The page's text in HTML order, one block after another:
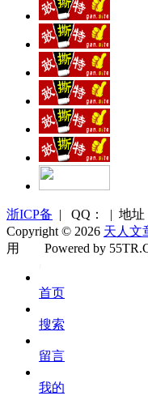
浙ICP备 | QQ： | 地址
Copyright © 2026 天人文
用
库
Powered by
首页
搜索
留言
我的